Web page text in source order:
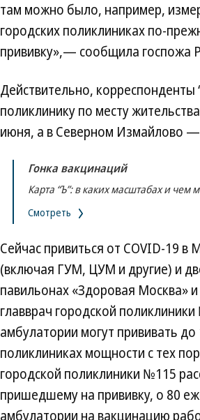
там можно было, например,
городских поликлиниках по-
прививку»,— сообщила госпожа
Действительно,
поликлинику по месту
июня, а в Северном Измайлово
Гонка вакцинаций
Карта “Ъ”: в каких масштабах и чем
Смотреть
Сейчас привиться от COVID-19 в
(включая ГУМ, ЦУМ и другие) и
павильонах «Здоровая Москва»
главврач городской
амбулатории могут прививать
поликлиниках мощности с тех
городской поликлиники №115
пришедшему на прививку, о 80
амбулатории на вакцинацию